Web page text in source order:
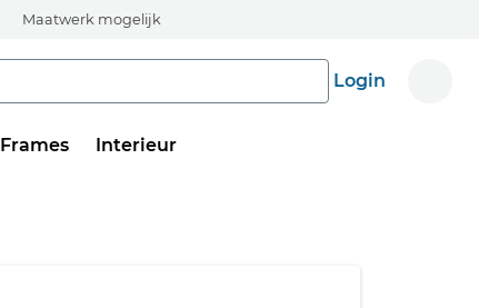
Maatwerk mogelijk
Login
Frames Interieur